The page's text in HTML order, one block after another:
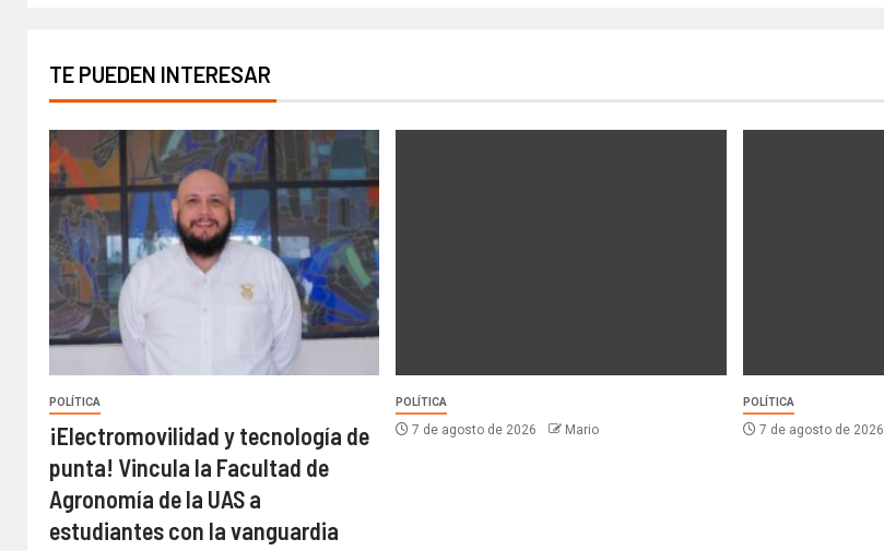
TE PUEDEN INTERESAR
POLÍTICA
¡Electromovilidad y tecnología de
punta! Vincula la Facultad de
Agronomía de la UAS a
estudiantes con la vanguardia
POLÍTICA
7 de agosto de 2026 Mario
POLÍTICA
7 de agosto de 2026